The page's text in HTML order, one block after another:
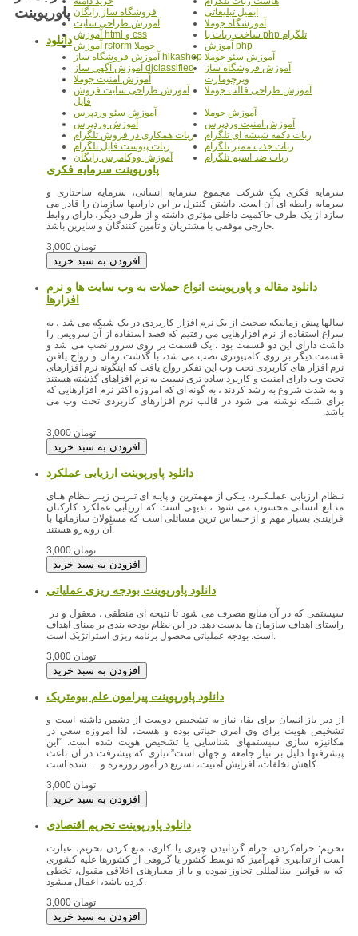
ایمیل تبلیغاتی
فروشگاه ساز رایگان
آموزشگاه جوملا
آموزش طراحی سایت
ساخت ربات با php تلگرام
آموزش html و css
آموزش php
آموزش rsform جوملا
آموزش سئو جوملا آموزش فروشگاه ساز hikashop
آموزش فروشگاه ساز
ویرچومارت
آموزش آگهی ساز djclassified
آموزش امنیت جوملا
آموزش طراحی قالب جوملا
آموزش طراحی سایت فروش
فایل
آموزش جوملا
آموزش سئو وردپرس
آموزش امنیت وردپرس
آموزش وردپرس
ربات دکمه شیشه ای تلگرام
ربات همکاری در فروش تلگرام
ربات جذب ممبر تلگرام
ربات پیوست فایل تلگرام
ربات ضد اسپم تلگرام
آموزش ووکامرس رایگان
پاورپوينت
دانلود
سرمایه فکری یک شرکت مجموع سرمایه انسانی، سرمایه ساختاری و
سرمایه رابطه ای آن است. داشتن کنترل بر این داراییها سازمان را قادر می
سازد از یک طرف حاکمیت داخلی مؤثری داشته و از طرف دیگر، دارای روابط
خارجی موفقی با مشتریان و تأمین کنندگان و سایرین باشد.
3,000 تومان
دانلود مقاله و پاورپوینت انواع حملات به وب سایت ها و نرم
افزارها
سالها پیش زمانیکه صحبت از یک نرم افزار کاربردی در یک شبکه می شد ، به
سراغ استفاده از نرم افزارهایی می رفتیم که قصد استفاده از آن سرویس را
داشت دارای این دو قسمت بود : یک قسمت بر روی سرور نصب می شد و
قسمت دیگر بر روی کامپیوتری نصب می شد، با گذشت زمان و رواج یافتن
نرم افزار های کاربردی تحت وب این تفکر رواج یافت که اینگونه نرم افزارهای
تحت وب دارای امنیت و کاربرد ساده تری نسبت به نرم افزاهای گذشته هستند
و به شدت شروع به رشد کردند ، به گونه ای که امروزه اکثر نرم افزارهایی که
برای شبکه نوشته می شود در قالب نرم افزارهای کاربردی تحت وب می
باشد.
3,000 تومان
دانلود پاورپوینت ارزیابی عملکرد
نـظام ارزیابی عملـکـرد، یـکی از مهمترین و پایـه ای تـریـن زیـر نـظام هـای
منـابع انسانی محسوب می شود ، بدیهی است که ارزیابی عملکرد کارکنان
فرایندی بسیار مهم و از حساس ترین مسائلی است که مسئولان سازمانها با
آن روبه‌رو هستند.
3,000 تومان
دانلود پاورپوینت بودجه ریزی عملیاتی
سیستمی که در آن منابع مصرف می شود تا نتیجه ای منطقی ، معقول و در
راستای اهداف سازمان ها بدست دهد. در این نظام بودجه بندی بر مبنای اهداف
است. بودجه عملیاتی محصول برنامه ریزی استراتژیک است.
3,000 تومان
دانلود پاورپوینت پیرامون علم بیومتریک
از دیر باز انسان برای بقا، نیاز به تشخیص دوست از دشمن داشته است و
تشخیص هویت برای وی امری حیاتی بوده و هست، لذا امروزه سعی در
مکانیزه سازی سیستمهای شناسایی یا تشخیص هویت شده است. “این
پیشرفتها دلیل بر نیاز جامعه و جهان است”.نیازی که پیشرفت در آن باعث
کاهش تخلفات، افزایش امنیت، تسریع در امور روزمره و … شده است.
3,000 تومان
دانلود پاورپوینت تحریم اقتصادی
تحریم: حرام‌کردن, حرام گردانیدن چیزی‌ یا کاری، منع کردن تحریم­، عبارت
است از تدابیری قهرآمیز که توسط کشور یا گروهی از کشورها علیه کشوری
که به قوانین بین­المللی تجاوز نموده و یا از معیارهای اخلاقی مقبول­، تخطی
کرده باشد­، اعمال می­شود.
3,000 تومان